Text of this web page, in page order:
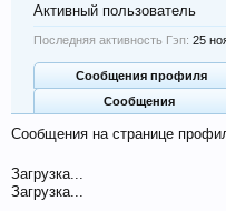
Активный пользователь
Последняя активность Гэп: 25
Сообщения профиля
Сообщения
Сообщения на странице
Загрузка...
Загрузка...